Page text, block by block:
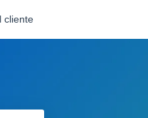
cliente